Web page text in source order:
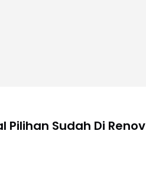
Pilihan Sudah Di Renov